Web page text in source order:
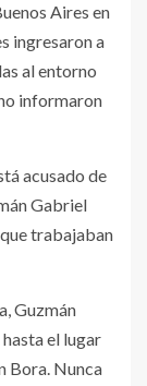
Aires en
ingresaron a
al entorno
informaron
acusado de
Gabriel
trabajaban
Guzmán
el lugar
Bora. Nunca